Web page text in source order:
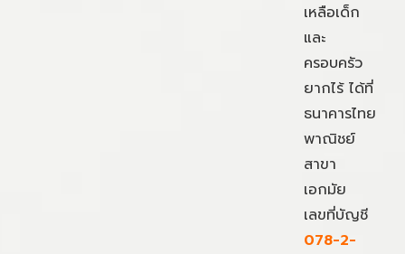
เหลือเด็ก
และ
ครอบครัว
ยากไร้ ได้ที่
ธนาคารไทย
พาณิชย์
สาขา
เอกมัย
เลขที่บัญชี
078-2-